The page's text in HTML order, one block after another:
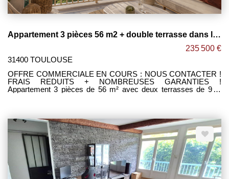
Appartement 3 pièces 56 m2 + double terrasse dans le quartier de Montaudran ! TOULOUSE
235 500 €
31400 TOULOUSE
OFFRE COMMERCIALE EN COURS : NOUS CONTACTER !
FRAIS REDUITS + NOMBREUSES GARANTIES !
Appartement 3 pièces de 56 m² avec deux terrasses de 9 et
future ligne C du métro. DISPO EGALEMENT : Appartement T1
de 28 m² et T2 de 44 m² . -Séjour lumineux ouvert sur cuisine le
tout donnant accès à une terrasse de 9 m² orientée SUD-
OUEST . -2 grandes chambres de 10 & 11m² équipées d'un
placard dont l'une ayant un accès à la deuxième terrasse de 8
m². -Salle de d'eau. -WC séparé. -Place de parking intérieur . -
Possibilité de personnaliser l'appartement. Antoine CAMUS LES
CLEFS DU NEUF